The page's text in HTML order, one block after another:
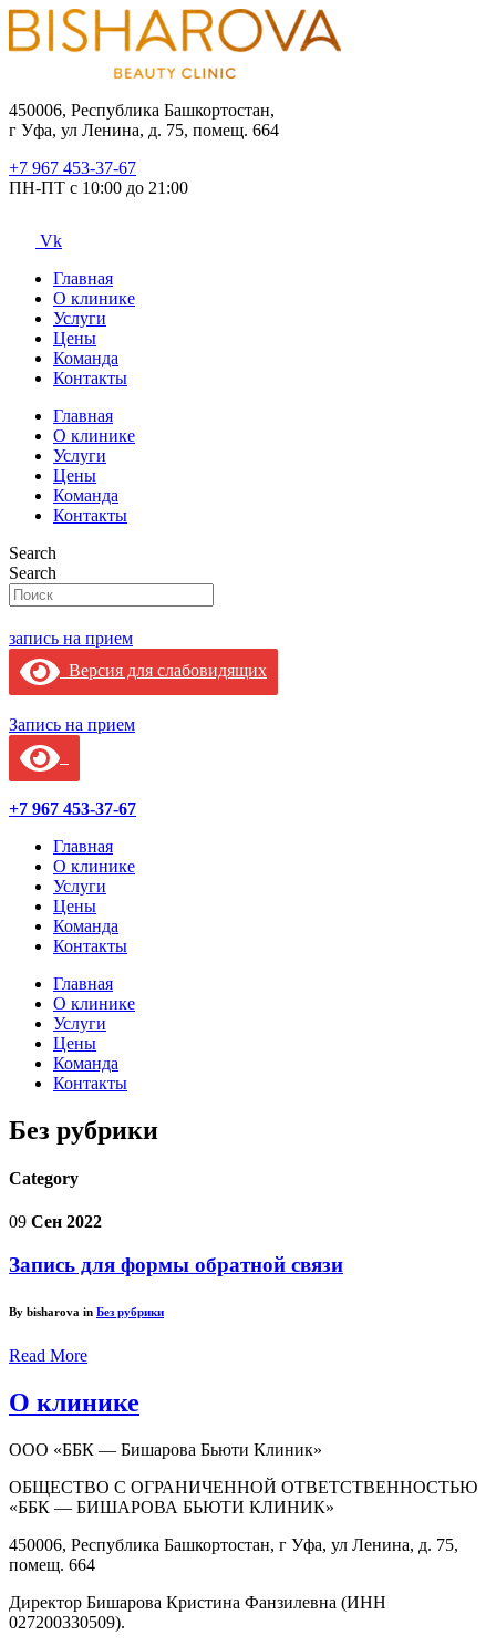
450006, Республика Башкортостан,
г Уфа, ул Ленина, д. 75, помещ. 664
+7 967 453-37-67
ПН-ПТ с 10:00 до 21:00
Vk
Главная
О клинике
Услуги
Цены
Команда
Контакты
Главная
О клинике
Услуги
Цены
Команда
Контакты
Search
Search
запись на прием
Версия для слабовидящих
Запись на прием
+7 967 453-37-67
Главная
О клинике
Услуги
Цены
Команда
Контакты
Главная
О клинике
Услуги
Цены
Команда
Контакты
Без рубрики
Category
09 Сен 2022
Запись для формы обратной связи
By bisharova in Без рубрики
Read More
О клинике
ООО «ББК — Бишарова Бьюти Клиник»
ОБЩЕСТВО С ОГРАНИЧЕННОЙ ОТВЕТСТВЕННОСТЬЮ
«ББК — БИШАРОВА БЬЮТИ КЛИНИК»
450006, Республика Башкортостан, г Уфа, ул Ленина, д. 75,
помещ. 664
Директор Бишарова Кристина Фанзилевна (ИНН
027200330509).